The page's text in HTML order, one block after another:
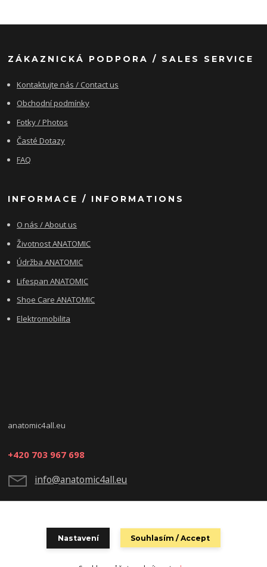
ZÁKAZNICKÁ PODPORA / SALES SERVICE
Kontaktujte nás / Contact us
Obchodní podmínky
Fotky / Photos
Časté Dotazy
FAQ
INFORMACE / INFORMATIONS
O nás / About us
Životnost ANATOMIC
Údržba ANATOMIC
Lifespan ANATOMIC
Shoe Care ANATOMIC
Elektromobilita
anatomic4all.eu
+420 703 967 698
info@anatomic4all.eu
Nastavení Souhlasím / Accept